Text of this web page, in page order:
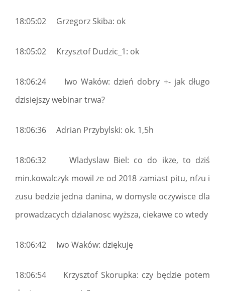
18:05:02 Grzegorz Skiba: ok
18:05:02 Krzysztof Dudzic_1: ok
18:06:24 Iwo Waków: dzień dobry +- jak długo
dzisiejszy webinar trwa?
18:06:36 Adrian Przybylski: ok. 1,5h
18:06:32 Wladyslaw Biel: co do ikze, to dziś
min.kowalczyk mowil ze od 2018 zamiast pitu, nfzu i
zusu bedzie jedna danina, w domysle oczywisce dla
prowadzacych dzialanosc wyższa, ciekawe co wtedy
18:06:42 Iwo Waków: dziękuję
18:06:54 Krzysztof Skorupka: czy będzie potem